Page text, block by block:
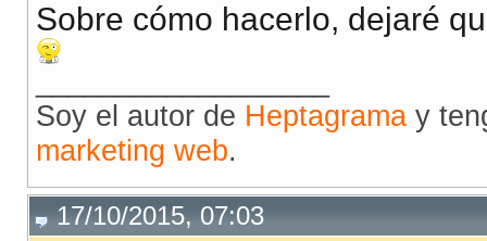
Sobre cómo hacerlo, dejaré
Soy el autor de Heptagrama y
marketing web.
17/10/2015, 07:03